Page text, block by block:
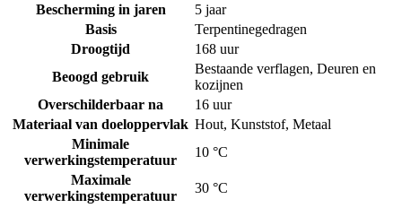
Bescherming in jaren
5 jaar
Basis
Terpentinegedragen
Droogtijd
168 uur
Beoogd gebruik
Bestaande verflagen, Deuren en
kozijnen
Overschilderbaar na
16 uur
Materiaal van doeloppervlak Hout, Kunststof, Metaal
Minimale
verwerkingstemperatuur
10 °C
Maximale
verwerkingstemperatuur
30 °C